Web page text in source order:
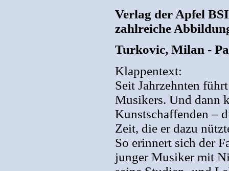
Verlag der Apfel
zahlreiche
Turkovic, Milan -
Klappentext:
Seit Jahrzehnten
Musikers. Und dann
Kunstschaffenden –
Zeit, die er dazu
So erinnert sich der
junger Musiker mit